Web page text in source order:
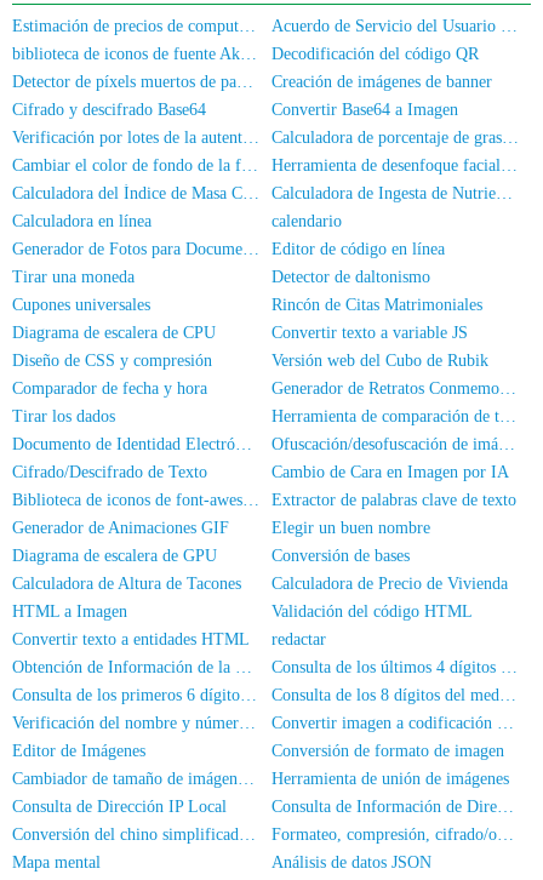
Estimación de precios de computadoras/teléfonos móviles de segunda mano
Acuerdo de Servicio del Usuario y Política de Privacidad
biblioteca de iconos de fuente Akar-Icons
Decodificación del código QR
Detector de píxels muertos de pantalla
Creación de imágenes de banner
Cifrado y descifrado Base64
Convertir Base64 a Imagen
Verificación por lotes de la autenticación de nombre real para números de móvil/DNI
Calculadora de porcentaje de grasa corporal
Cambiar el color de fondo de la foto
Herramienta de desenfoque facial para fotos
Calculadora del Índice de Masa Corporal
Calculadora de Ingesta de Nutrientes
Calculadora en línea
calendario
Generador de Fotos para Documentos
Editor de código en línea
Tirar una moneda
Detector de daltonismo
Cupones universales
Rincón de Citas Matrimoniales
Diagrama de escalera de CPU
Convertir texto a variable JS
Diseño de CSS y compresión
Versión web del Cubo de Rubik
Comparador de fecha y hora
Generador de Retratos Conmemorativos
Tirar los dados
Herramienta de comparación de texto en línea
Documento de Identidad Electrónico
Ofuscación/desofuscación de imágenes
Cifrado/Descifrado de Texto
Cambio de Cara en Imagen por IA
Biblioteca de iconos de font-awesome
Extractor de palabras clave de texto
Generador de Animaciones GIF
Elegir un buen nombre
Diagrama de escalera de GPU
Conversión de bases
Calculadora de Altura de Tacones
Calculadora de Precio de Vivienda
HTML a Imagen
Validación del código HTML
Convertir texto a entidades HTML
redactar
Obtención de Información de la Tarjeta de Identidad
Consulta de los últimos 4 dígitos del DNI
Consulta de los primeros 6 dígitos del número de DNI
Consulta de los 8 dígitos del medio del DNI
Verificación del nombre y número de identificación
Convertir imagen a codificación Base64
Editor de Imágenes
Conversión de formato de imagen
Cambiador de tamaño de imágenes en lotes
Herramienta de unión de imágenes
Consulta de Dirección IP Local
Consulta de Información de Dirección IP
Conversión del chino simplificado al chino tradicional
Formateo, compresión, cifrado/ofuscación de código JS
Mapa mental
Análisis de datos JSON